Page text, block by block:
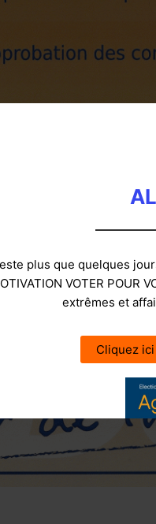
plus que quelques
VOTER POUR
extrêmes et
Cliquez